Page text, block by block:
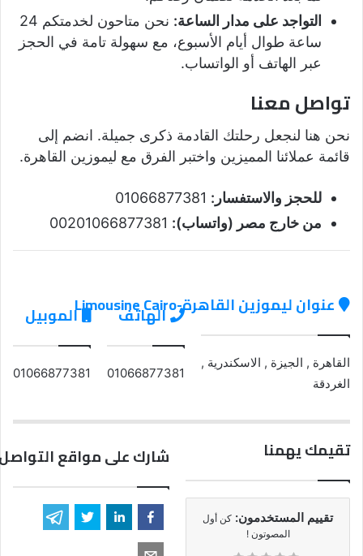
التواجد على مدار الساعة:
نحن متاحون لخدمتكم 24
ساعة طوال أيام الأسبوع، مع سهولة تامة في الحجز
عبر الهاتف أو الواتساب.
تواصل معنا
نحن هنا لنجعل رحلتك القادمة ذكرى جميلة. انضم إلى
قائمة عملائنا المميزين واختبر الفرق مع ليموزين القاهرة.
للحجز والاستفسار:
من خارج مصر (واتساب):
عنوان ليموزين القاهرة-Limousine Cairo
القاهرة , الجيزة , الاسكندرية ,
الغردقة
الهاتف
01066877381
الموبيل
01066877381
تقيمك يهمنا
تقييم المستخدمون: كن أول
المصوتون !
شارك على مواقع